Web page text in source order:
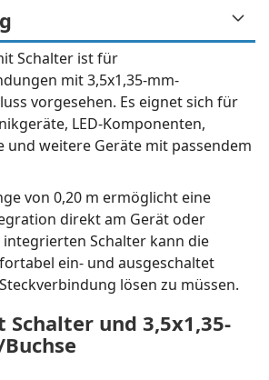
Schalter ist für
mit 3,5x1,35-mm-
vorgesehen. Es eignet sich für
LED-Komponenten,
und weitere Geräte mit passendem
von 0,20 m ermöglicht eine
direkt am Gerät oder
Schalter kann die
ein- und ausgeschaltet
lösen zu müssen.
Schalter und 3,5x1,35-